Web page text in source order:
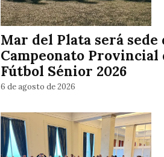
Mar del Plata será sede
Campeonato Provincial
Fútbol Sénior 2026
6 de agosto de 2026